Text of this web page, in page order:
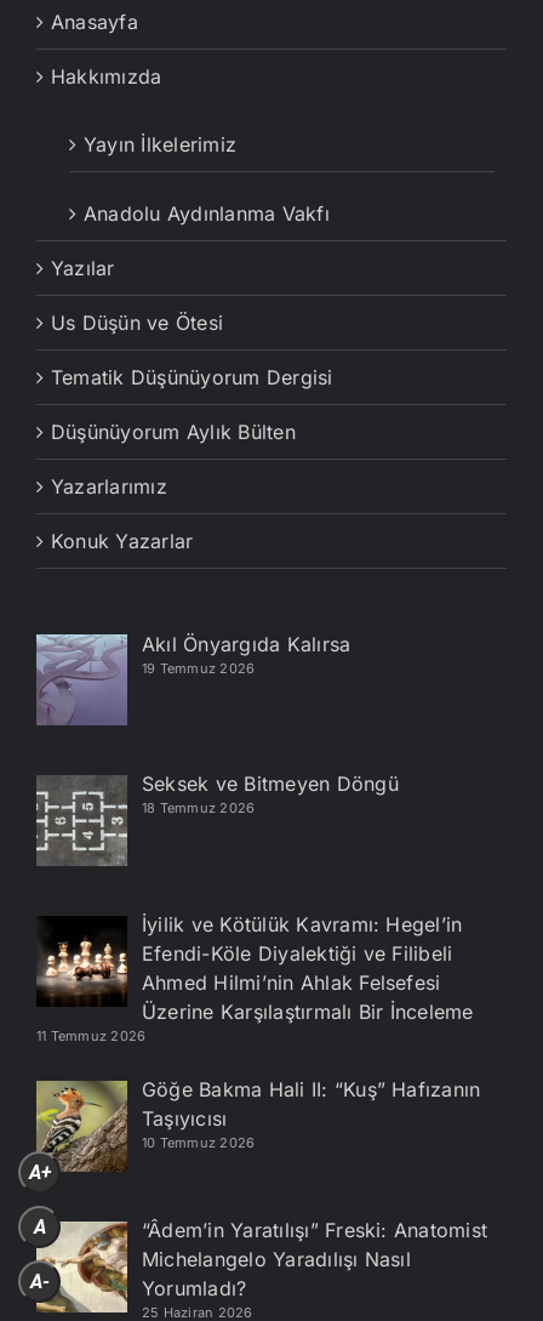
Anasayfa
Hakkımızda
Yayın İlkelerimiz
Anadolu Aydınlanma Vakfı
Yazılar
Us Düşün ve Ötesi
Tematik Düşünüyorum Dergisi
Düşünüyorum Aylık Bülten
Yazarlarımız
Konuk Yazarlar
Akıl Önyargıda Kalırsa
19 Temmuz 2026
Seksek ve Bitmeyen Döngü
18 Temmuz 2026
İyilik ve Kötülük Kavramı: Hegel’in
Efendi-Köle Diyalektiği ve Filibeli
Ahmed Hilmi’nin Ahlak Felsefesi
Üzerine Karşılaştırmalı Bir İnceleme
11 Temmuz 2026
Göğe Bakma Hali II: “Kuş” Hafızanın
Taşıyıcısı
10 Temmuz 2026
“Âdem’in Yaratılışı” Freski: Anatomist
Michelangelo Yaradılışı Nasıl
Yorumladı?
25 Haziran 2026
A+
A
A-